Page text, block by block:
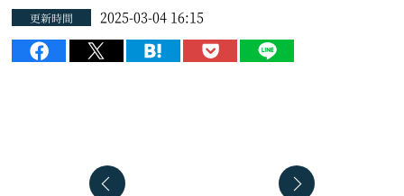
更新時間 2025-03-04 16:15